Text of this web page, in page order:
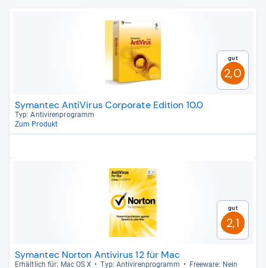
Gut
2,0
Symantec AntiVirus Corporate Edition 10.0
Typ: Anti­vi­ren­pro­gramm
Zum Produkt
Gut
2,1
Symantec Norton Antivirus 12 für Mac
Erhält­lich für: Mac OS X Typ: Anti­vi­ren­pro­gramm
Free­ware: Nein